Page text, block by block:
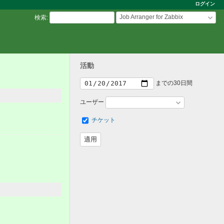
ログイン
検索: Job Arranger for Zabbix
活動
までの30日間
ユーザー
チケット